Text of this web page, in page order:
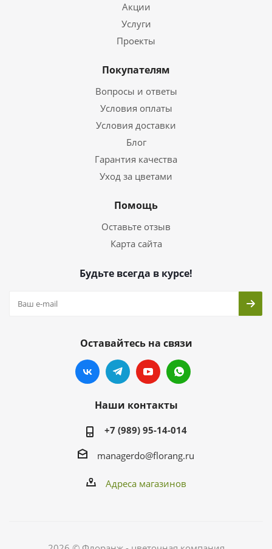
Акции
Услуги
Проекты
Покупателям
Вопросы и ответы
Условия оплаты
Условия доставки
Блог
Гарантия качества
Уход за цветами
Помощь
Оставьте отзыв
Карта сайта
Будьте всегда в курсе!
Оставайтесь на связи
Наши контакты
+7 (989) 95-14-014
managerdo@florang.ru
Адреса магазинов